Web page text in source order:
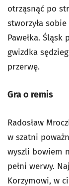
otrząsnąć po
stworzyła
Pawełka. Śląsk
gwizdka
przerwę.
Gra o remis
Radosław
w szatni
wyszli bowiem
pełni werwy.
Korzymowi, w